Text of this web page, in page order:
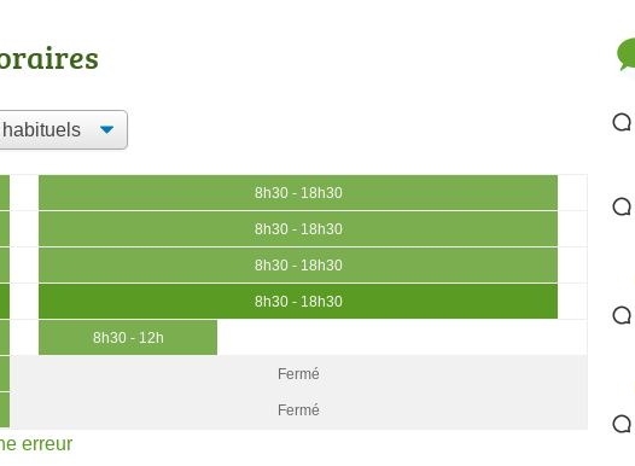
8h30 - 18h30
8h30 - 18h30
8h30 - 18h30
8h30 - 18h30
8h30 - 12h
Fermé
Fermé
erreur